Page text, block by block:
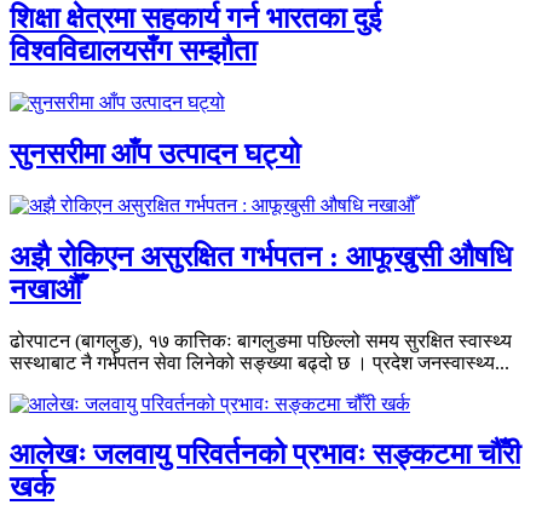
शिक्षा क्षेत्रमा सहकार्य गर्न भारतका दुई
विश्वविद्यालयसँग सम्झौता
सुनसरीमा आँप उत्पादन घट्यो
अझै रोकिएन असुरक्षित गर्भपतन : आफूखुसी औषधि
नखाऔँ
ढोरपाटन (बागलुङ), १७ कात्तिकः बागलुङमा पछिल्लो समय सुरक्षित स्वास्थ्य
सस्थाबाट नै गर्भपतन सेवा लिनेको सङ्ख्या बढ्दो छ । प्रदेश जनस्वास्थ्य...
आलेखः जलवायु परिवर्तनको प्रभावः सङ्कटमा चौँरी
खर्क